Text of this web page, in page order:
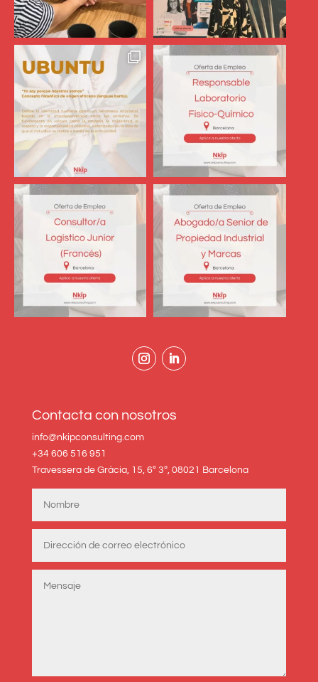
Contacta con nosotros
info@nkipconsulting.com
+34 606 516 951
Travessera de Gràcia, 15, 6º 3ª, 08021 Barcelona